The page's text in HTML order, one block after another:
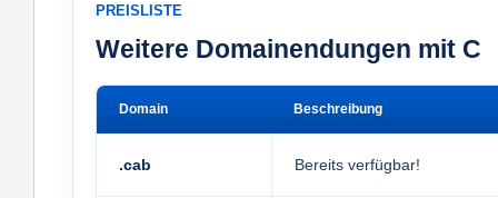
PREISLISTE
Weitere Domainendungen mit C
Domain Beschreibung
.cab Bereits verfügbar!